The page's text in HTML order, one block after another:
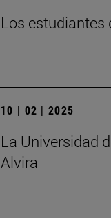
Los estudiantes
10 | 02 | 2025
La Universidad
Alvira